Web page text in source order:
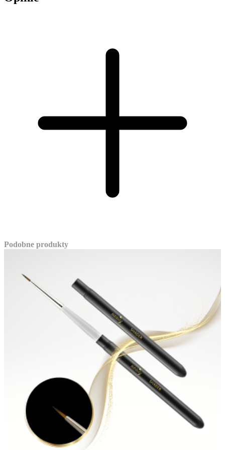
Podobne produkty